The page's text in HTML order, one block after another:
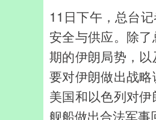
11日下午，总台
安全与供应。除
期的伊朗局势，
要对伊朗做出战
美国和以色列对
舰船做出合法军事